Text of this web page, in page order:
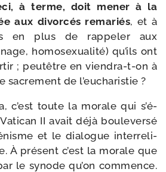
à terme, doit mener à la
aux divor­cés rema­riés, et à
en plus de rap­pe­ler aux
homo­sexua­li­té) qu’ils ont
; peu­têtre en viendra-​t-​on à
sacre­ment de l’eucharistie ?
c’est toute la morale qui s’é­
II avait déjà bou­le­ver­sé
et le dia­logue inter­re­li­
À pré­sent c’est la morale que
le synode qu’on com­mence.